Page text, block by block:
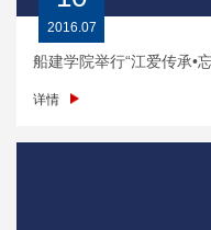
2016.07
船建学院举行“江爱传承•
详情